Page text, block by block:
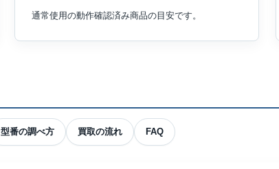
通常使用の動作確認済み商品の目安です。
型番の調べ方 買取の流れ FAQ